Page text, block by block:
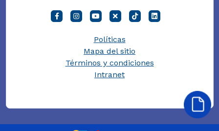
Políticas
Mapa del sitio
Términos y condiciones
Intranet